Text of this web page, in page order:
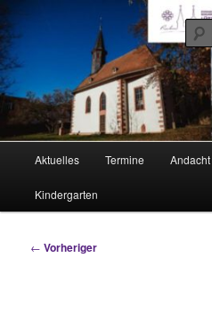
primären
Inhalt
springen
Evangelische
Rimhorn und Lützel-Wiebelsbach
Aktuelles Termine Andacht
Kindergarten
Beitragsnavigation
← Vorheriger